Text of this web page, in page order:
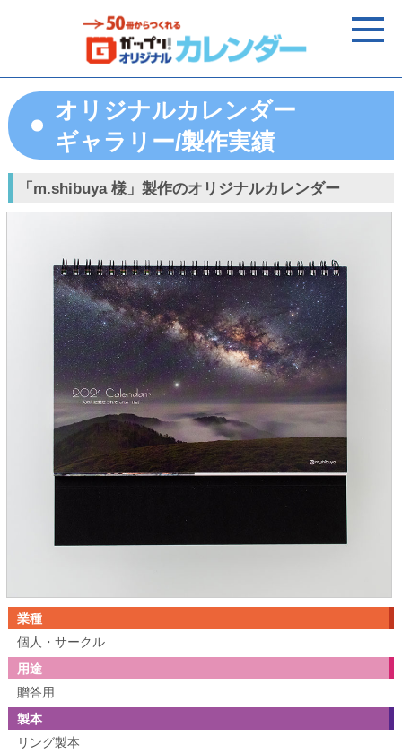
オリジナルカレンダー
ギャラリー/製作実績
「m.shibuya 様」製作のオリジナルカレンダー
業種
個人・サークル
用途
贈答用
製本
リング製本